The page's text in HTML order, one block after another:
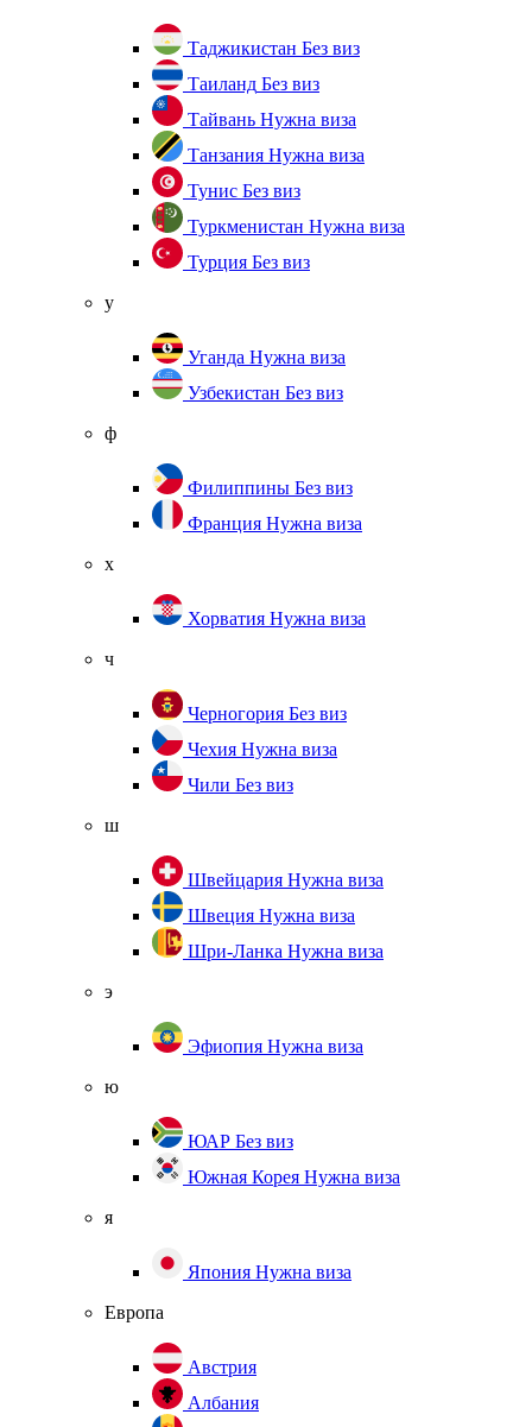
Таджикистан Без виз
Таиланд Без виз
Тайвань Нужна виза
Танзания Нужна виза
Тунис Без виз
Туркменистан Нужна виза
Турция Без виз
у
Уганда Нужна виза
Узбекистан Без виз
ф
Филиппины Без виз
Франция Нужна виза
х
Хорватия Нужна виза
ч
Черногория Без виз
Чехия Нужна виза
Чили Без виз
ш
Швейцария Нужна виза
Швеция Нужна виза
Шри-Ланка Нужна виза
э
Эфиопия Нужна виза
ю
ЮАР Без виз
Южная Корея Нужна виза
я
Япония Нужна виза
Европа
Австрия
Албания